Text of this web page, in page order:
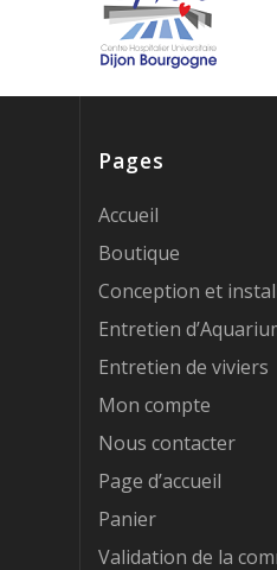
Pages
Accueil
Boutique
Conception et
Entretien
Entretien de viviers
Mon compte
Nous contacter
Page d’accueil
Panier
Validation de la